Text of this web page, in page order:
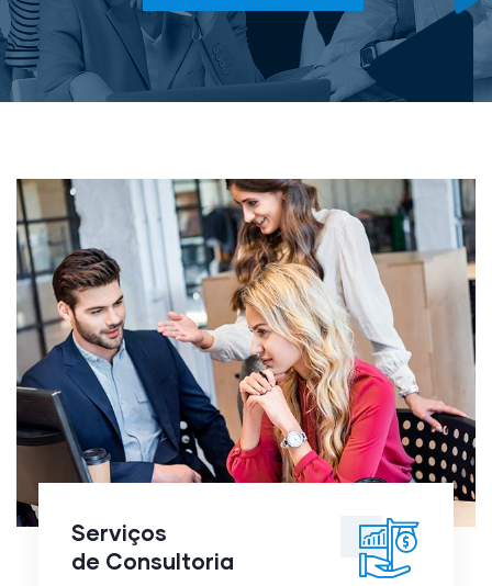
Serviços
de Consultoria
Serviçosde
Consultoria